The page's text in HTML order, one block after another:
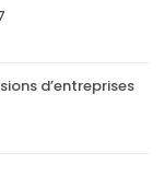
d’entreprises